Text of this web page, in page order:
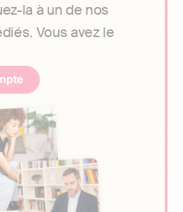
la à un de nos
Vous avez le